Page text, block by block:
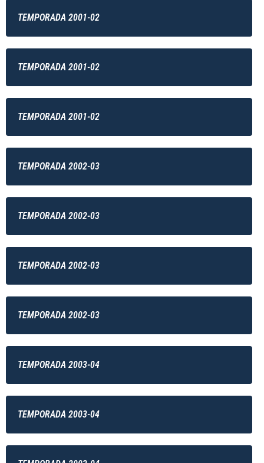
TEMPORADA 2001-02
TEMPORADA 2001-02
TEMPORADA 2001-02
TEMPORADA 2002-03
TEMPORADA 2002-03
TEMPORADA 2002-03
TEMPORADA 2002-03
TEMPORADA 2003-04
TEMPORADA 2003-04